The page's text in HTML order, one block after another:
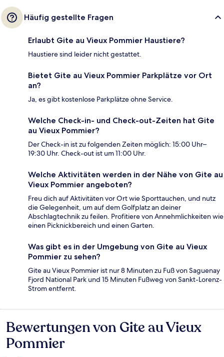
Häufig gestellte Fragen
Erlaubt Gite au Vieux Pommier Haustiere?
Haustiere sind leider nicht gestattet.
Bietet Gite au Vieux Pommier Parkplätze vor Ort
an?
Ja, es gibt kostenlose Parkplätze ohne Service.
Welche Check-in- und Check-out-Zeiten hat Gite
au Vieux Pommier?
Der Check-in ist zu folgenden Zeiten möglich: 15:00 Uhr–
19:30 Uhr. Check-out ist um 11:00 Uhr.
Welche Aktivitäten werden in der Nähe von Gite au
Vieux Pommier angeboten?
Freu dich auf Aktivitäten vor Ort wie Sporttauchen, und nutz
die Gelegenheit, um auf dem Golfplatz an deiner
Abschlagtechnik zu feilen. Profitiere von Annehmlichkeiten wie
einen Picknickbereich und einen Garten.
Was gibt es in der Umgebung von Gite au Vieux
Pommier zu sehen?
Gite au Vieux Pommier ist nur 8 Minuten zu Fuß von Saguenay
Fjord National Park und 15 Minuten Fußweg von Sankt-Lorenz-
Strom entfernt.
Bewertungen
Bewertungen von Gite au Vieux
Pommier